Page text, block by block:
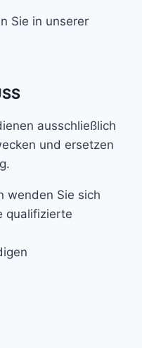
Sie in unserer
ausschließlich
und ersetzen
wenden Sie sich
qualifizierte